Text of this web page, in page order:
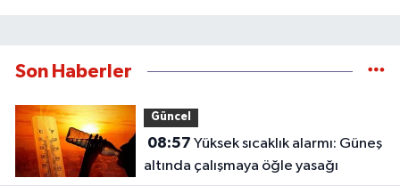
Son Haberler
Güncel
08:57
altında çalışmaya öğle yasağı